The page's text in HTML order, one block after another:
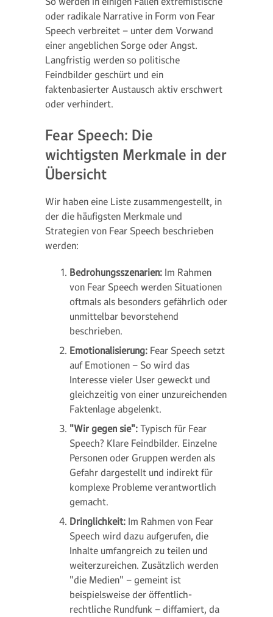
oder radikale Narrative in Form von Fear
Speech verbreitet – unter dem Vorwand
einer angeblichen Sorge oder Angst.
Langfristig werden so politische
Feindbilder geschürt und ein
faktenbasierter Austausch aktiv erschwert
oder verhindert.
Fear Speech: Die
wichtigsten Merkmale in der
Übersicht
Wir haben eine Liste zusammengestellt, in
der die häufigsten Merkmale und
Strategien von Fear Speech beschrieben
werden:
Bedrohungsszenarien: Im Rahmen
von Fear Speech werden Situationen
oftmals als besonders gefährlich oder
unmittelbar bevorstehend
beschrieben.
Emotionalisierung: Fear Speech setzt
auf Emotionen – So wird das
Interesse vieler User geweckt und
gleichzeitig von einer unzureichenden
Faktenlage abgelenkt.
"Wir gegen sie": Typisch für Fear
Speech? Klare Feindbilder. Einzelne
Personen oder Gruppen werden als
Gefahr dargestellt und indirekt für
komplexe Probleme verantwortlich
gemacht.
Dringlichkeit: Im Rahmen von Fear
Speech wird dazu aufgerufen, die
Inhalte umfangreich zu teilen und
weiterzureichen. Zusätzlich werden
"die Medien" – gemeint ist
beispielsweise der öffentlich-
rechtliche Rundfunk – diffamiert, da